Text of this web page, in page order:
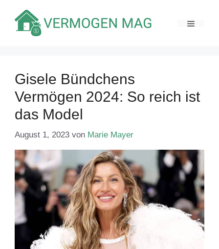
Inhalt
springen
Gisele Bündchens
Vermögen 2024: So reich ist
das Model
August 1, 2023 von Marie Mayer